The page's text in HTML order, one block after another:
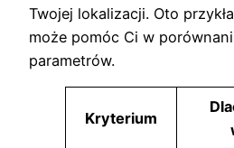
Twojej lokalizacji. Oto
może pomóc Ci w
parametrów.
Kryterium